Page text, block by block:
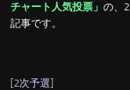
チャート人気投票」 の、
記事です。
[2次予選]